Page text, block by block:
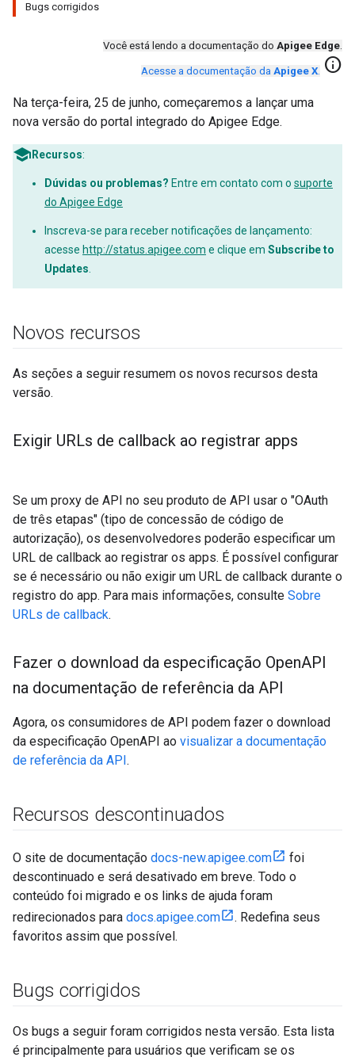
Bugs corrigidos
Você está lendo a documentação do Apigee Edge.
Acesse a documentação da Apigee X. info
Na terça-feira, 25 de junho, começaremos a lançar uma
nova versão do portal integrado do Apigee Edge.
Recursos:
Dúvidas ou problemas? Entre em contato com o suporte
do Apigee Edge
Inscreva-se para receber notificações de lançamento:
acesse http://status.apigee.com e clique em Subscribe to
Updates
Novos recursos
As seções a seguir resumem os novos recursos desta
versão.
Exigir URLs de callback ao registrar apps
Se um proxy de API no seu produto de API usar o "OAuth
de três etapas" (tipo de concessão de código de
autorização), os desenvolvedores poderão especificar um
URL de callback ao registrar os apps. É possível configurar
se é necessário ou não exigir um URL de callback durante o
registro do app. Para mais informações, consulte Sobre
URLs de callback.
Fazer o download da especificação OpenAPI
na documentação de referência da API
Agora, os consumidores de API podem fazer o download
da especificação OpenAPI ao visualizar a documentação
de referência da API.
Recursos descontinuados
O site de documentação docs-new.apigee.com
foi
descontinuado e será desativado em breve. Todo o
conteúdo foi migrado e os links de ajuda foram
redirecionados para docs.apigee.com
. Redefina seus
favoritos assim que possível.
Bugs corrigidos
Os bugs a seguir foram corrigidos nesta versão. Esta lista
é principalmente para usuários que verificam se os